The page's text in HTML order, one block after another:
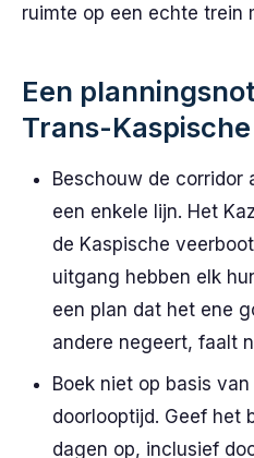
ruimte op een echte trein
Een
Trans-
Beschouw de corridor
een enkele lijn. Het
de Kaspische
uitgang hebben elk
een plan dat het ene
andere negeert, faalt
Boek niet op basis
doorlooptijd. Geef het
dagen op, inclusief